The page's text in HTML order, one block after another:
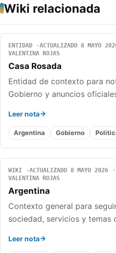
Wiki relacionada
ENTIDAD ACTUALIZADO 8 MAYO
VALENTINA ROJAS
Casa Rosada
Entidad de contexto para
Gobierno y anuncios
Leer nota
Argentina Gobierno
WIKI ACTUALIZADO 8 MAYO 2026
VALENTINA ROJAS
Argentina
Contexto general para
sociedad, servicios y temas
Leer nota